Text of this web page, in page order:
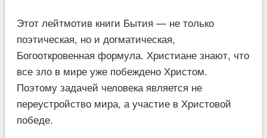
Этот лейтмотив книги Бытия — не только
поэтическая, но и догматическая,
Богооткровенная формула. Христиане знают, что
все зло в мире уже побеждено Христом.
Поэтому задачей человека является не
переустройство мира, а участие в Христовой
победе.